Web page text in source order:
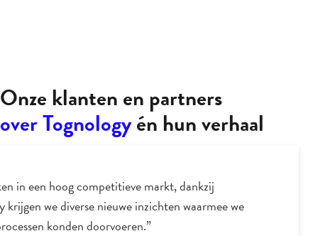
Onze klanten en partners
over Tognologyén hun verhaal
in een hoog competitieve markt, dankzij
krijgen we diverse nieuwe inzichten waarmee we
konden doorvoeren.”